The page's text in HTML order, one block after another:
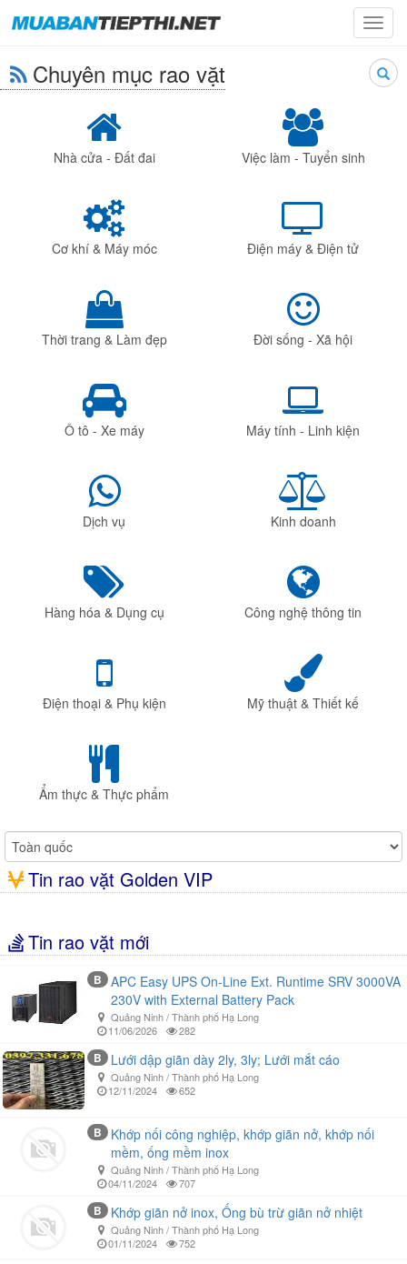
Chuyên mục rao vặt
Nhà cửa - Đất đai Việc làm - Tuyển sinh
Cơ khí & Máy móc Điện máy & Điện tử
Thời trang & Làm đẹp Đời sống - Xã hội
Ô tô - Xe máy Máy tính - Linh kiện
Dịch vụ Kinh doanh
Hàng hóa & Dụng cụ Công nghệ thông tin
Điện thoại & Phụ kiện Mỹ thuật & Thiết kế
Ẩm thực & Thực phẩm
Tin rao vặt Golden VIP
Tin rao vặt mới
B
APC Easy UPS On-Line Ext. Runtime SRV 3000VA
230V with External Battery Pack
Quảng Ninh / Thành phố Hạ Long
11/06/2026
282
B Lưới dập giãn dày 2ly, 3ly; Lưới mắt cáo
Quảng Ninh / Thành phố Hạ Long
12/11/2024
652
B
Khớp nối công nghiệp, khớp giãn nở, khớp nối
mềm, ống mềm inox
Quảng Ninh / Thành phố Hạ Long
04/11/2024
707
B Khớp giãn nở inox, Ống bù trừ giãn nở nhiệt
Quảng Ninh / Thành phố Hạ Long
01/11/2024
752